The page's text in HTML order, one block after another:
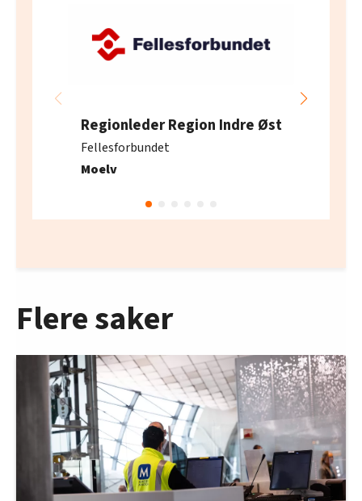
Regionleder Region Indre Øst
Fellesforbundet
Moelv
Flere saker